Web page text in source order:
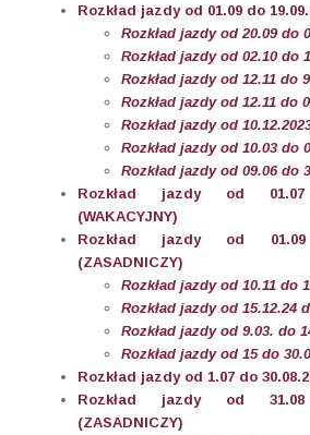
Rozkład jazdy od 01.09 do
Rozkład jazdy od 20.09 do
Rozkład jazdy od 02.10 do
Rozkład jazdy od 12.11 do
Rozkład jazdy od 12.11 do
Rozkład jazdy od
Rozkład jazdy od 10.03 do
Rozkład jazdy od 09.06 do
Rozkład jazdy od 01.07
(WAKACYJNY)
Rozkład jazdy od 01.09
(ZASADNICZY)
Rozkład jazdy od 10.11 do
Rozkład jazdy od 15.12.24
Rozkład jazdy od 9.03. do
Rozkład jazdy od 15 do
Rozkład jazdy od 1.07 do
Rozkład jazdy od 31.08
(ZASADNICZY)